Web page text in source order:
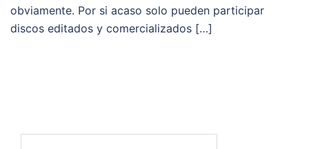
obviamente. Por si acaso solo pueden participar
discos editados y comercializados […]